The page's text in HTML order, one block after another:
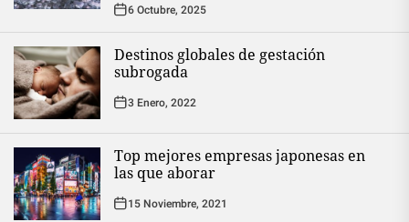
6 Octubre, 2025
Destinos globales de gestación
subrogada
3 Enero, 2022
Top mejores empresas japonesas en
las que aborar
15 Noviembre, 2021